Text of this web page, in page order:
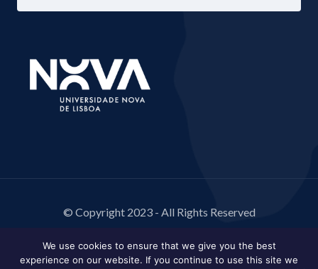
© Copyright 2023 - All Rights Reserved
We use cookies to ensure that we give you the best
experience on our website. If you continue to use this site we